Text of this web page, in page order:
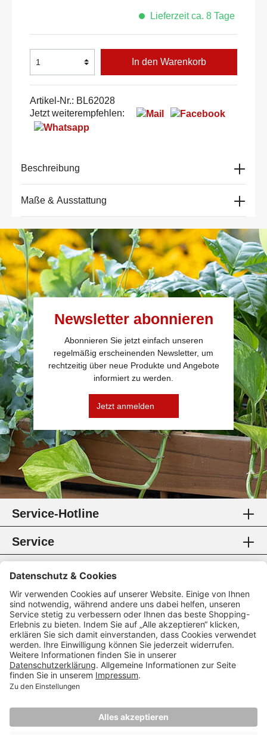
Lieferzeit ca. 8 Tage
In den Warenkorb
Artikel-Nr.: BL62028
Jetzt weiterempfehlen:
Beschreibung
Maße & Ausstattung
Newsletter abonnieren
Abonnieren Sie jetzt einfach unseren
regelmäßig erscheinenden Newsletter, um
rechtzeitig über neue Produkte und Angebote
informiert zu werden.
Jetzt anmelden
Service-Hotline
Service
Information
Rechtliches
Zahlungsmethoden
Zertifikate
Folgen Sie uns
* Alle Preise inkl. gesetzl. Mehrwertsteuer.